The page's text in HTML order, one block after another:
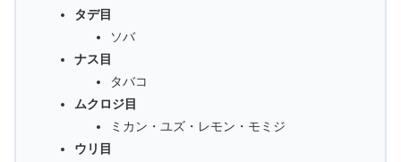
タデ目
ソバ
ナス目
タバコ
ムクロジ目
ミカン・ユズ・レモン・モミジ
ウリ目